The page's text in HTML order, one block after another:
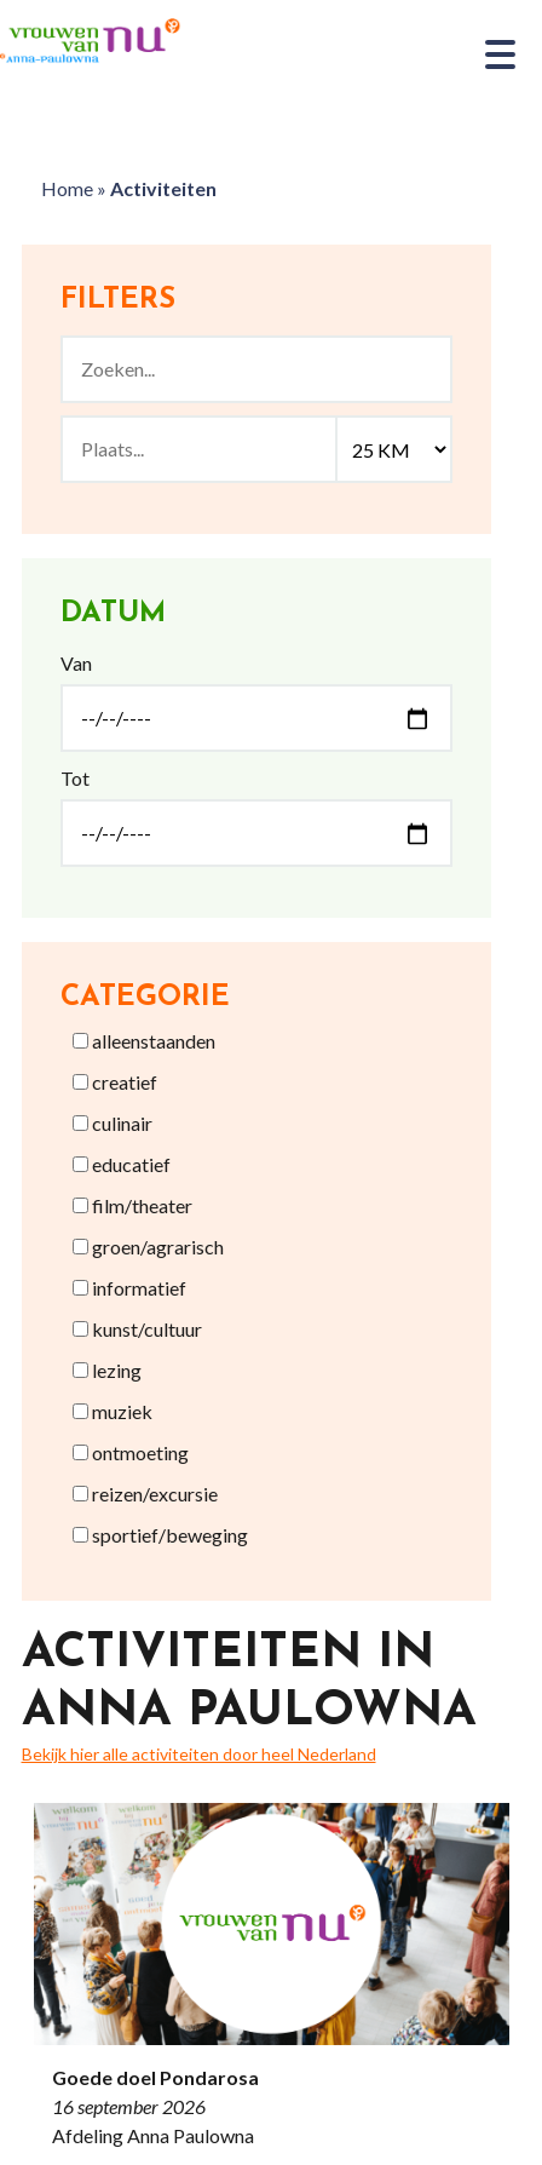
Home» Activiteiten
FILTERS
DATUM
Van
Tot
CATEGORIE
alleenstaanden
creatief
culinair
educatief
film/theater
groen/agrarisch
informatief
kunst/cultuur
lezing
muziek
ontmoeting
reizen/excursie
sportief/beweging
ACTIVITEITEN IN
ANNA PAULOWNA
Bekijk hier alle activiteiten door heel Nederland
Goede doel Pondarosa
16 september 2026
Afdeling Anna Paulowna